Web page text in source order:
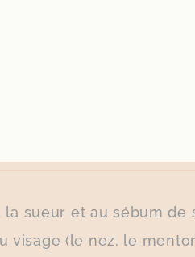
sueur et au sébum de
visage (le nez, le